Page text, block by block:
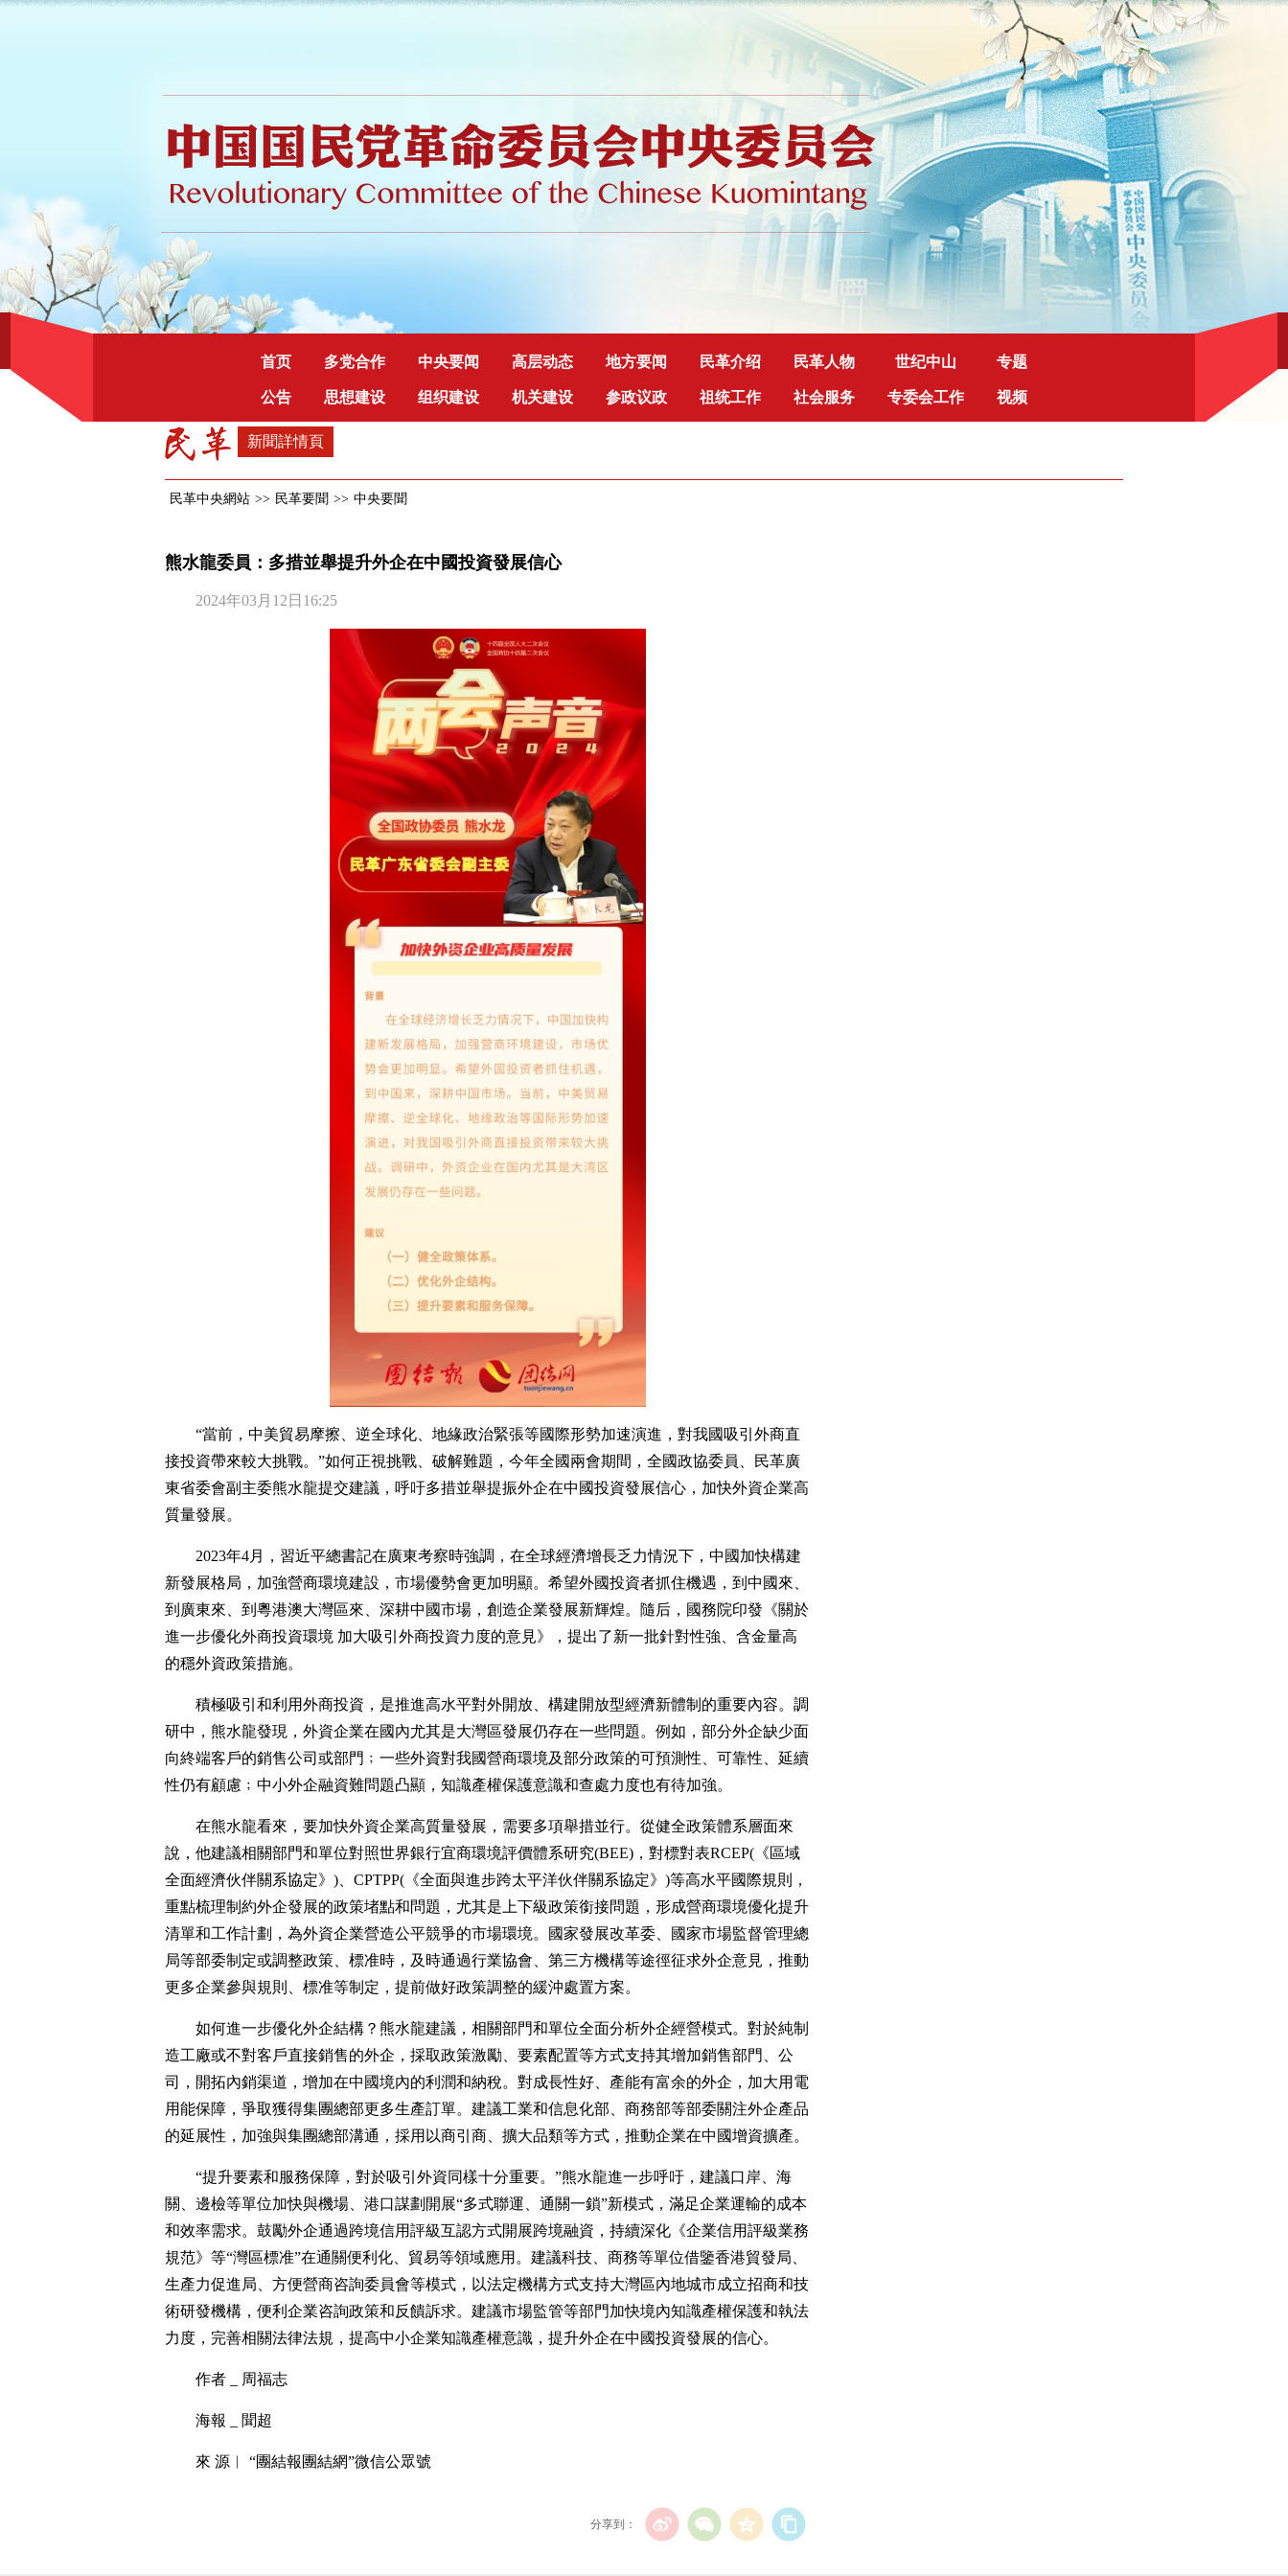
首页 多党合作 中央要闻 高层动态 地方要闻 民革介绍 民革人物 世纪中山 专题
公告 思想建设 组织建设 机关建设 参政议政 祖统工作 社会服务 专委会工作 视频
新聞詳情頁
民革中央網站 >> 民革要聞 >> 中央要聞
熊水龍委員：多措並舉提升外企在中國投資發展信心
2024年03月12日16:25
“當前，中美貿易摩擦、逆全球化、地緣政治緊張等國際形勢加速演進，對我國吸引外商直
接投資帶來較大挑戰。”如何正視挑戰、破解難題，今年全國兩會期間，全國政協委員、民革廣
東省委會副主委熊水龍提交建議，呼吁多措並舉提振外企在中國投資發展信心，加快外資企業高
質量發展。
2023年4月，習近平總書記在廣東考察時強調，在全球經濟增長乏力情況下，中國加快構建
新發展格局，加強營商環境建設，市場優勢會更加明顯。希望外國投資者抓住機遇，到中國來、
到廣東來、到粵港澳大灣區來、深耕中國市場，創造企業發展新輝煌。隨后，國務院印發《關於
進一步優化外商投資環境 加大吸引外商投資力度的意見》，提出了新一批針對性強、含金量高
的穩外資政策措施。
積極吸引和利用外商投資，是推進高水平對外開放、構建開放型經濟新體制的重要內容。調
研中，熊水龍發現，外資企業在國內尤其是大灣區發展仍存在一些問題。例如，部分外企缺少面
向終端客戶的銷售公司或部門﹔一些外資對我國營商環境及部分政策的可預測性、可靠性、延續
性仍有顧慮﹔中小外企融資難問題凸顯，知識產權保護意識和查處力度也有待加強。
在熊水龍看來，要加快外資企業高質量發展，需要多項舉措並行。從健全政策體系層面來
說，他建議相關部門和單位對照世界銀行宜商環境評價體系研究(BEE)，對標對表RCEP(《區域
全面經濟伙伴關系協定》)、CPTPP(《全面與進步跨太平洋伙伴關系協定》)等高水平國際規則，
重點梳理制約外企發展的政策堵點和問題，尤其是上下級政策銜接問題，形成營商環境優化提升
清單和工作計劃，為外資企業營造公平競爭的市場環境。國家發展改革委、國家市場監督管理總
局等部委制定或調整政策、標准時，及時通過行業協會、第三方機構等途徑征求外企意見，推動
更多企業參與規則、標准等制定，提前做好政策調整的緩沖處置方案。
如何進一步優化外企結構？熊水龍建議，相關部門和單位全面分析外企經營模式。對於純制
造工廠或不對客戶直接銷售的外企，採取政策激勵、要素配置等方式支持其增加銷售部門、公
司，開拓內銷渠道，增加在中國境內的利潤和納稅。對成長性好、產能有富余的外企，加大用電
用能保障，爭取獲得集團總部更多生產訂單。建議工業和信息化部、商務部等部委關注外企產品
的延展性，加強與集團總部溝通，採用以商引商、擴大品類等方式，推動企業在中國增資擴產。
“提升要素和服務保障，對於吸引外資同樣十分重要。”熊水龍進一步呼吁，建議口岸、海
關、邊檢等單位加快與機場、港口謀劃開展“多式聯運、通關一鎖”新模式，滿足企業運輸的成本
和效率需求。鼓勵外企通過跨境信用評級互認方式開展跨境融資，持續深化《企業信用評級業務
規范》等“灣區標准”在通關便利化、貿易等領域應用。建議科技、商務等單位借鑒香港貿發局、
生產力促進局、方便營商咨詢委員會等模式，以法定機構方式支持大灣區內地城市成立招商和技
術研發機構，便利企業咨詢政策和反饋訴求。建議市場監管等部門加快境內知識產權保護和執法
力度，完善相關法律法規，提高中小企業知識產權意識，提升外企在中國投資發展的信心。
作者 _ 周福志
海報 _ 聞超
來 源︱ “團結報團結網”微信公眾號
分享到：